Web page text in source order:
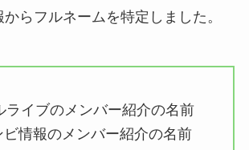
らフルネームを特定しました。
ライブのメンバー紹介の名前
ビ情報のメンバー紹介の名前